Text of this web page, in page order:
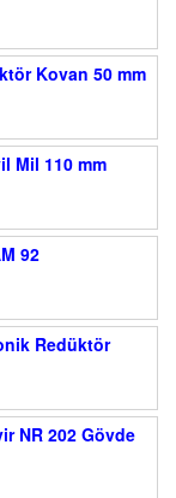
Kovan 50 mm
Mil 110 mm
92
Redüktör
NR 202 Gövde